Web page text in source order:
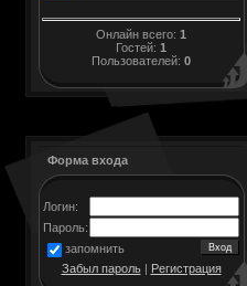
Онлайн всего: 1
Гостей: 1
Пользователей: 0
Форма входа
Логин:
Пароль:
запомнить
Забыл пароль| Регистрация